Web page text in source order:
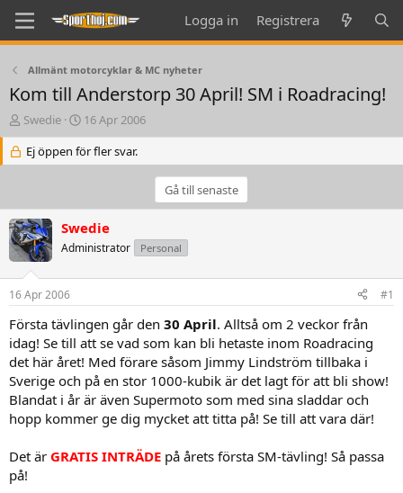
Logga in Registrera
Allmänt motorcyklar & MC nyheter
Kom till Anderstorp 30 April! SM i Roadracing!
T
h
e
s
t
a
r
t
e
Swedie
S
t
a
r
t
e
16 Apr 2006
Ej öppen för fler svar.
Gå till senaste
Swedie
Administrator Personal
16 Apr 2006 #1
Första tävlingen går den 30 April. Alltså om 2 veckor från
idag! Se till att se vad som kan bli hetaste inom Roadracing
det här året! Med förare såsom Jimmy Lindström tillbaka i
Sverige och på en stor 1000-kubik är det lagt för att bli show!
Blandat i år är även Supermoto som med sina sladdar och
hopp kommer ge dig mycket att titta på! Se till att vara där!
Det är GRATIS INTRÄDE på årets första SM-tävling! Så passa
på!